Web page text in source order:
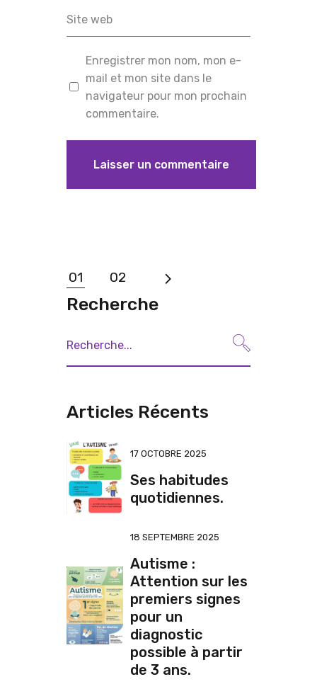
Enregistrer mon nom, mon e-
mail et mon site dans le
navigateur pour mon prochain
commentaire.
01 02
Recherche
Articles Récents
17 OCTOBRE 2025
Ses habitudes
quotidiennes.
18 SEPTEMBRE 2025
Autisme :
Attention sur les
premiers signes
pour un
diagnostic
possible à partir
de 3 ans.